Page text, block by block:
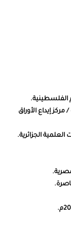
الفلسطينية.
إيداع الأوراق
العلمية الجزائرية.